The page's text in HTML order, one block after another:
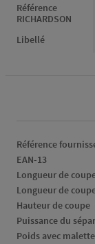
Référence
RICHARDSON
Libellé
Caractéristiques
Référence
EAN-13
Longueur de
Longueur de
Hauteur de coupe
Puissance du
Poids avec